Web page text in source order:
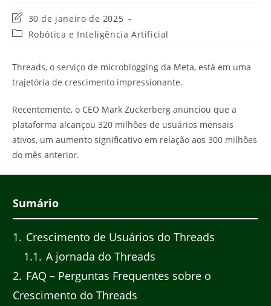
Última
modificação
30 de janeiro de 2025
Categoria
Robótica e Inteligência Artificial
Threads, o serviço de microblogging da Meta, está em uma
trajetória de crescimento impressionante.
Recentemente, o CEO Mark Zuckerberg anunciou que a
plataforma alcançou 320 milhões de usuários mensais
ativos, um aumento significativo em relação aos 300 milhões
do mês anterior.
Sumário
1
Crescimento de Usuários do Threads
1.1
A jornada do Threads
2 FAQ – Perguntas Frequentes sobre o
Crescimento do Threads